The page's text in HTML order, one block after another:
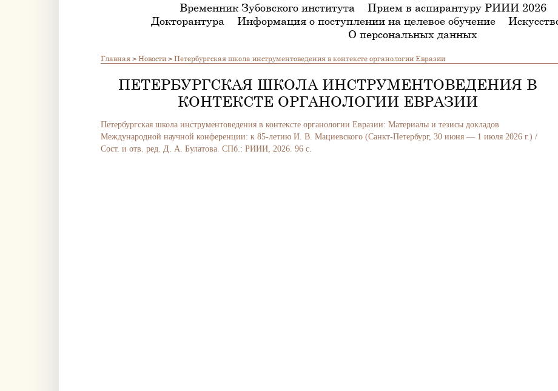
Временник Зубовского института
Прием в аспирантуру РИИИ 2026
Докторантура
Информация о поступлении на целевое обучение
О персональных данных
Главная>Новости>Петербургская школа инструментоведения в контексте органологии Евразии
ПЕТЕРБУРГСКАЯ ШКОЛА ИНСТРУМЕНТОВЕДЕНИЯ В
КОНТЕКСТЕ ОРГАНОЛОГИИ ЕВРАЗИИ
Петербургская школа инструментоведения в контексте органологии Евразии: Материалы и тезисы докладов
Международной научной конференции: к 85-летию И. В. Мациевского (Санкт-Петербург, 30 июня — 1 июля 2026 г.) /
Сост. и отв. ред. Д. А. Булатова. СПб.: РИИИ, 2026. 96 с.